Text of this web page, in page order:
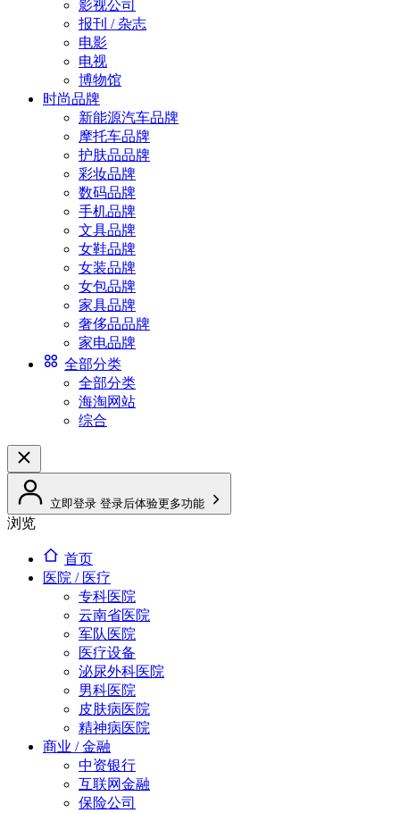
影视公司
报刊 / 杂志
电影
电视
博物馆
时尚品牌
新能源汽车品牌
摩托车品牌
护肤品品牌
彩妆品牌
数码品牌
手机品牌
文具品牌
女鞋品牌
女装品牌
女包品牌
家具品牌
奢侈品品牌
家电品牌
全部分类
全部分类
海淘网站
综合
立即登录 登录后体验更多功能
浏览
首页
医院 / 医疗
专科医院
云南省医院
军队医院
医疗设备
泌尿外科医院
男科医院
皮肤病医院
精神病医院
商业 / 金融
中资银行
互联网金融
保险公司